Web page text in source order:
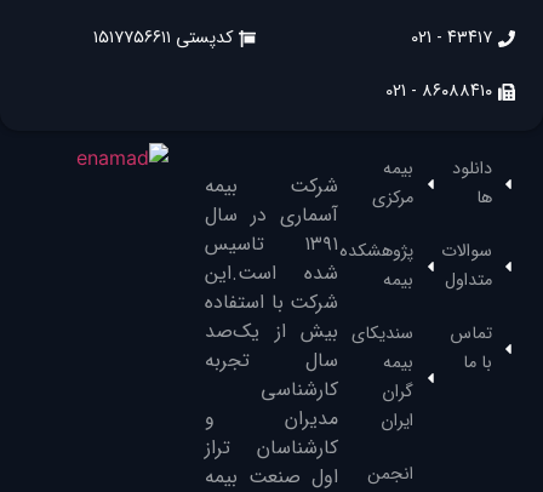
۴۳۴۱۷ - 021
۸۶۰۸۸۴۱۰ - 021
کدپستی ۱۵۱۷۷۵۶۶۱۱
دانلود
ها
سوالات
متداول
تماس
با ما
بیمه
مرکزی
پژوهشکده
بیمه
سندیکای
بیمه
گران
ایران
انجمن
شرکت بیمه
آسماری در سال
۱۳۹۱‌ تاسیس
شده است.این
شرکت با استفاده
بیش از یک‌صد
سال تجربه
کارشناسی
مدیران و
کارشناسان تراز
‌اول صنعت بیمه